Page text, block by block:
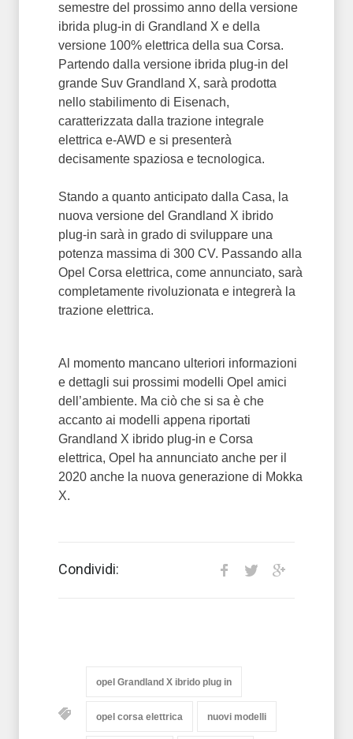
semestre del prossimo anno della versione
ibrida plug-in di Grandland X e della
versione 100% elettrica della sua Corsa.
Partendo dalla versione ibrida plug-in del
grande Suv Grandland X, sarà prodotta
nello stabilimento di Eisenach,
caratterizzata dalla trazione integrale
elettrica e-AWD e si presenterà
decisamente spaziosa e tecnologica.
Stando a quanto anticipato dalla Casa, la
nuova versione del Grandland X ibrido
plug-in sarà in grado di sviluppare una
potenza massima di 300 CV. Passando alla
Opel Corsa elettrica, come annunciato, sarà
completamente rivoluzionata e integrerà la
trazione elettrica.
Al momento mancano ulteriori informazioni
e dettagli sui prossimi modelli Opel amici
dell’ambiente. Ma ciò che si sa è che
accanto ai modelli appena riportati
Grandland X ibrido plug-in e Corsa
elettrica, Opel ha annunciato anche per il
2020 anche la nuova generazione di Mokka
X.
Condividi:
opel Grandland X ibrido plug in
opel corsa elettrica nuovi modelli